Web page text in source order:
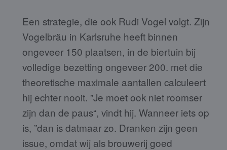
Een strategie, die ook Rudi Vogel volgt. Zijn
Vogelbräu in Karlsruhe heeft binnen
ongeveer 150 plaatsen, in de biertuin bij
volledige bezetting ongeveer 200. met die
theoretische maximale aantallen calculeert
hij echter nooit. ”Je moet ook niet roomser
zijn dan de paus“, vindt hij. Wanneer iets op
is, ”dan is datmaar zo. Dranken zijn geen
issue, omdat wij als brouwerij goed